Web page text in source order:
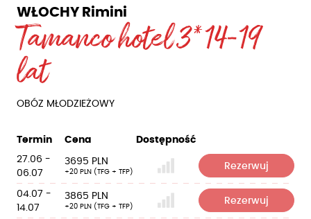
WŁOCHY Rimini
Tamanco hotel 3* 14-19
lat
OBÓZ MŁODZIEŻOWY
Termin Cena
Dostępność
27.06 -
06.07
3695 PLN
+20 PLN (TFG + TFP)
Rezerwuj
04.07 -
14.07
3865 PLN
+20 PLN (TFG + TFP)
Rezerwuj